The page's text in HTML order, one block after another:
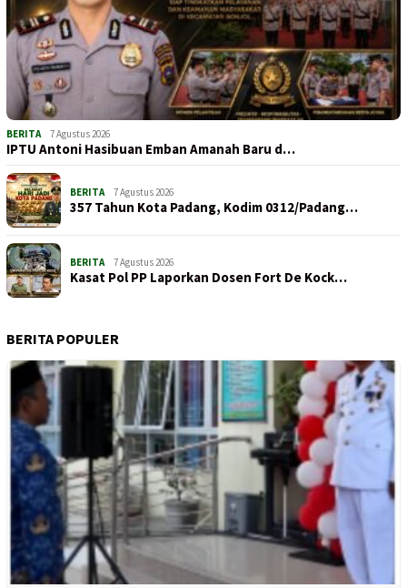
BERITA 7 Agustus 2026
IPTU Antoni Hasibuan Emban Amanah Baru d…
BERITA 7 Agustus 2026
357 Tahun Kota Padang, Kodim 0312/Padang…
BERITA 7 Agustus 2026
Kasat Pol PP Laporkan Dosen Fort De Kock…
BERITA POPULER